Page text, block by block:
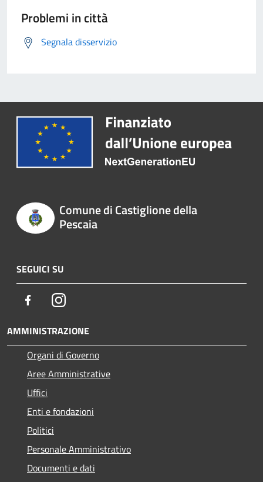
Problemi in città
Segnala disservizio
Comune di Castiglione della
Pescaia
SEGUICI SU
FacebookInstagram
AMMINISTRAZIONE
Organi di Governo
Aree Amministrative
Uffici
Enti e fondazioni
Politici
Personale Amministrativo
Documenti e dati